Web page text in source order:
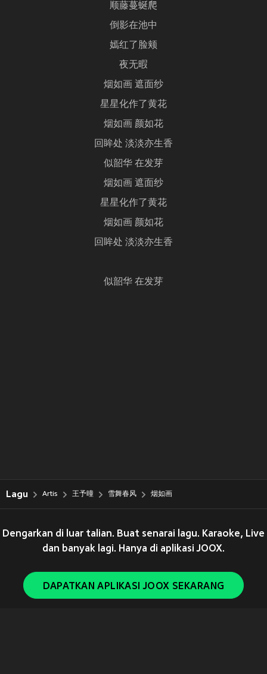
顺藤蔓蜒爬
倒影在池中
嫣红了脸颊
夜无暇
烟如画 遮面纱
星星化作了黄花
烟如画 颜如花
回眸处 淡淡亦生香
似韶华 在发芽
烟如画 遮面纱
星星化作了黄花
烟如画 颜如花
回眸处 淡淡亦生香
似韶华 在发芽
Lagu Artis 王予曈 雪舞春风 烟如画
Dengarkan di luar talian. Buat senarai lagu. Karaoke, Live
dan banyak lagi. Hanya di aplikasi JOOX.
DAPATKAN APLIKASI JOOX SEKARANG